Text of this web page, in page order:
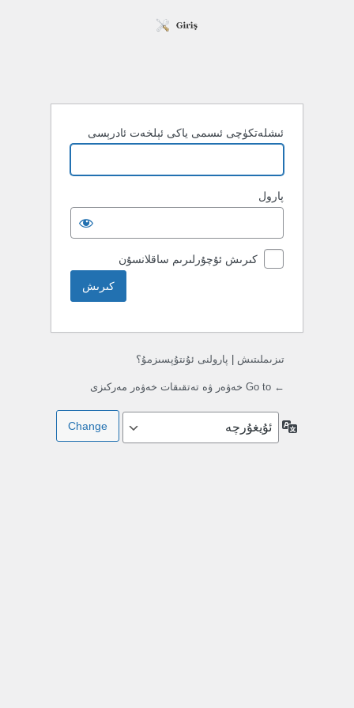
ئىشلەتكۈچى ئىسمى ياكى ئېلخەت ئادرېسى
پارول
كىرىش ئۇچۇرلىرىم ساقلانسۇن
تىزىملىتىش پارولنى ئۇنتۇپسىزمۇ؟
← Go to خەۋەر ۋە تەتقىقات خەۋەر مەركىزى
تىللار